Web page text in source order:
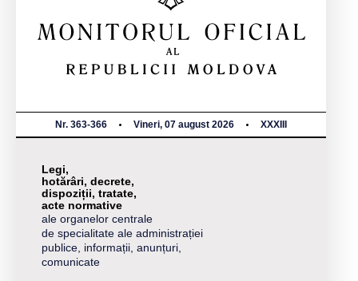
Nr. 363-366 Vineri, 07 august 2026 XXXIII
Legi,
hotărâri, decrete,
dispoziții, tratate,
acte normative
ale organelor centrale
de specialitate ale administrației
publice, informații, anunțuri,
comunicate